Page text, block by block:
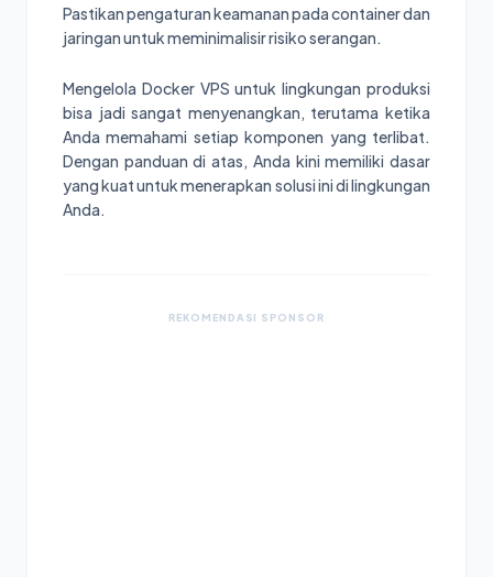
Pastikan pengaturan keamanan pada container dan
jaringan untuk meminimalisir risiko serangan.
Mengelola Docker VPS untuk lingkungan produksi
bisa jadi sangat menyenangkan, terutama ketika
Anda memahami setiap komponen yang terlibat.
Dengan panduan di atas, Anda kini memiliki dasar
yang kuat untuk menerapkan solusi ini di lingkungan
Anda.
REKOMENDASI SPONSOR